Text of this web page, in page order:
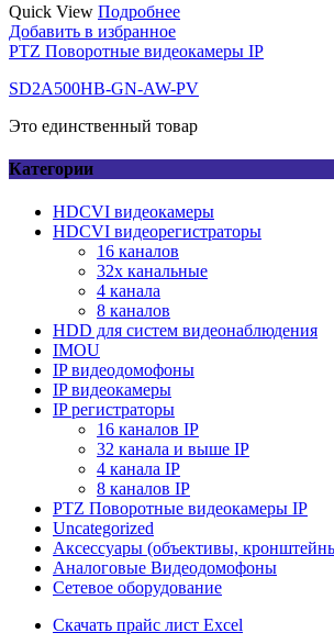
Quick View Подробнее
Добавить в избранное
PTZ Поворотные видеокамеры IP
SD2A500HB-GN-AW-PV
Это единственный товар
Категории
HDCVI видеокамеры
HDCVI видеорегистраторы
16 каналов
32х канальные
4 канала
8 каналов
HDD для систем видеонаблюдения
IMOU
IP видеодомофоны
IP видеокамеры
IP регистраторы
16 каналов IР
32 канала и выше IР
4 канала IР
8 каналов IР
PTZ Поворотные видеокамеры IP
Uncategorized
Аксессуары (объективы,
Аналоговые Видеодомофоны
Сетевое оборудование
Скачать прайс лист Excel